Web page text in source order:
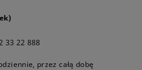
33 22 888
przez całą dobę